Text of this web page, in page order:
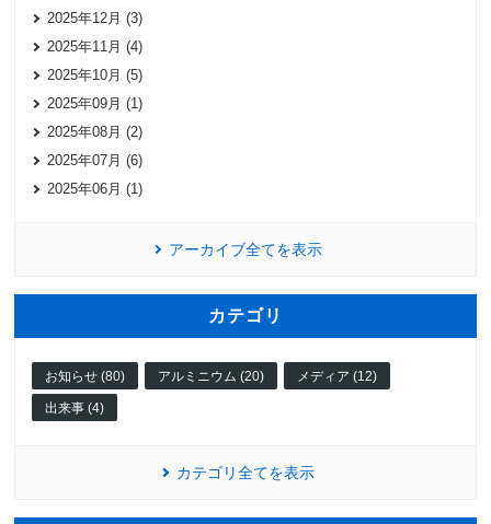
2025年12月 (3)
2025年11月 (4)
2025年10月 (5)
2025年09月 (1)
2025年08月 (2)
2025年07月 (6)
2025年06月 (1)
アーカイブ全てを表示
カテゴリ
お知らせ (80) アルミニウム (20) メディア (12)
出来事 (4)
カテゴリ全てを表示